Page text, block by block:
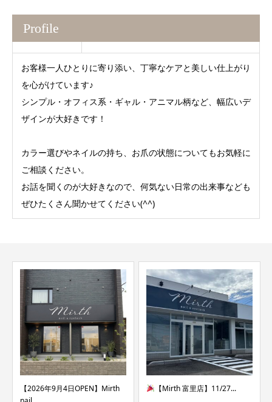
Profile
お客様一人ひとりに寄り添い、丁寧なケアと美しい仕上がり
を心がけています♪
シンプル・オフィス系・ギャル・アニマル柄など、幅広いデ
ザインが大好きです！
カラー選びやネイルの持ち、お爪の状態についてもお気軽に
ご相談ください。
お話を聞くのが大好きなので、何気ない日常の出来事なども
ぜひたくさん聞かせてください(^^)
【2026年9月4日OPEN】Mirth
【Mirth 富里店】11/27...